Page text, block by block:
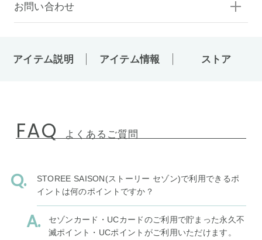
お問い合わせ
アイテム説明 アイテム情報 ストア
FAQ よくあるご質問
STOREE SAISON(ストーリー セゾン)で利用できるポ
イントは何のポイントですか？
セゾンカード・UCカードのご利用で貯まった永久不
滅ポイント・UCポイントがご利用いただけます。